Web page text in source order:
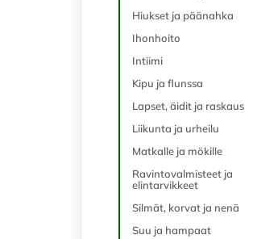
Hiukset ja päänahka
Ihonhoito
Intiimi
Kipu ja flunssa
Lapset, äidit ja raskaus
Liikunta ja urheilu
Matkalle ja mökille
Ravintovalmisteet ja
elintarvikkeet
Silmät, korvat ja nenä
Suu ja hampaat